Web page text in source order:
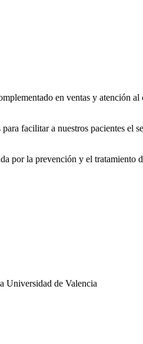
en ventas y atención
facilitar a nuestros pacientes
por la prevención y el
Universidad de Valencia